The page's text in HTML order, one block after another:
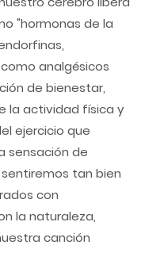
"hormonas de la
analgésicos
de bienestar,
la actividad física y
ejercicio que
sensación de
tan bien
con
la naturaleza,
canción